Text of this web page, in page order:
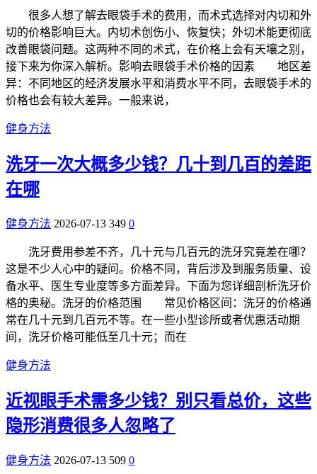
很多人想了解去眼袋手术的费用，而术式选择对内切和外
切的价格影响巨大。内切术创伤小、恢复快；外切术能更彻底
改善眼袋问题。这两种不同的术式，在价格上会有天壤之别，
接下来为你深入解析。影响去眼袋手术价格的因素 地区差
异：不同地区的经济发展水平和消费水平不同，去眼袋手术的
价格也会有较大差异。一般来说，
健身方法
洗牙一次大概多少钱？几十到几百的差距
在哪
健身方法 2026-07-13 349 0
洗牙费用参差不齐，几十元与几百元的洗牙究竟差在哪？
这是不少人心中的疑问。价格不同，背后涉及到服务质量、设
备水平、医生专业度等多方面差异。下面为您详细剖析洗牙价
格的奥秘。洗牙的价格范围 常见价格区间：洗牙的价格通
常在几十元到几百元不等。在一些小型诊所或者优惠活动期
间，洗牙价格可能低至几十元；而在
健身方法
近视眼手术需多少钱？别只看总价，这些
隐形消费很多人忽略了
健身方法 2026-07-13 509 0